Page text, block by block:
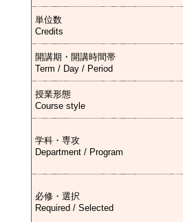
単位数
Credits
開講期・開講時間帯
Term / Day / Period
授業形態
Course style
学科・専攻
Department / Program
必修・選択
Required / Selected